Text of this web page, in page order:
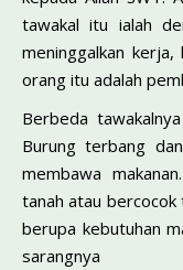
tawakal itu ialah
meninggalkan
orang itu adalah
Berbeda
Burung terbang
mem­bawa
tanah atau bercocok
berupa kebu­tuhan
sarangnya